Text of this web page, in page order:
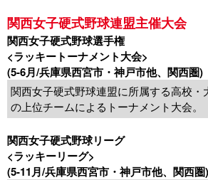
関西女子硬式野球連盟主催大会
関西女子硬式野球選手権
<ラッキートーナメント大会>
(5-6月/兵庫県西宮市・神戸市他、関西圏)
関西女子硬式野球連盟に所属する高校・
の上位チームによるトーナメント大会。
関西女子硬式野球リーグ
<ラッキーリーグ>
(5-11月/兵庫県西宮市・神戸市他、関西圏)